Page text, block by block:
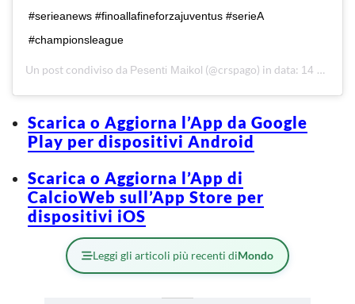
#serieanews #finoallafineforzajuventus #serieA
#championsleague
Un post condiviso da Pesenti Maikol (@crspago) in data: 14 Nov 2019 alle ore 12:13 PST
Scarica o Aggiorna l’App da Google
Play per dispositivi Android
Scarica o Aggiorna l’App di
CalcioWeb sull’App Store per
dispositivi iOS
Leggi gli articoli più recenti diMondo